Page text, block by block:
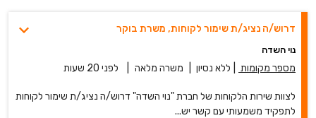
דרוש/ה נציג/ת שימור לקוחות, משרת בוקר
נוי השדה
מספר מקומות ללא נסיון משרה מלאה לפני 20 שעות
לצוות שירות הלקוחות של חברת "נוי השדה" דרוש/ה נציג/ת שימור לקוחות
לתפקיד משמעותי עם קשר יש...